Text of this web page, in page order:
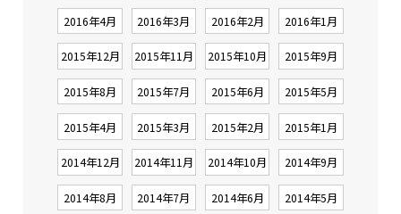
2016年4月 2016年3月 2016年2月 2016年1月
2015年12月 2015年11月 2015年10月 2015年9月
2015年8月 2015年7月 2015年6月 2015年5月
2015年4月 2015年3月 2015年2月 2015年1月
2014年12月 2014年11月 2014年10月 2014年9月
2014年8月 2014年7月 2014年6月 2014年5月